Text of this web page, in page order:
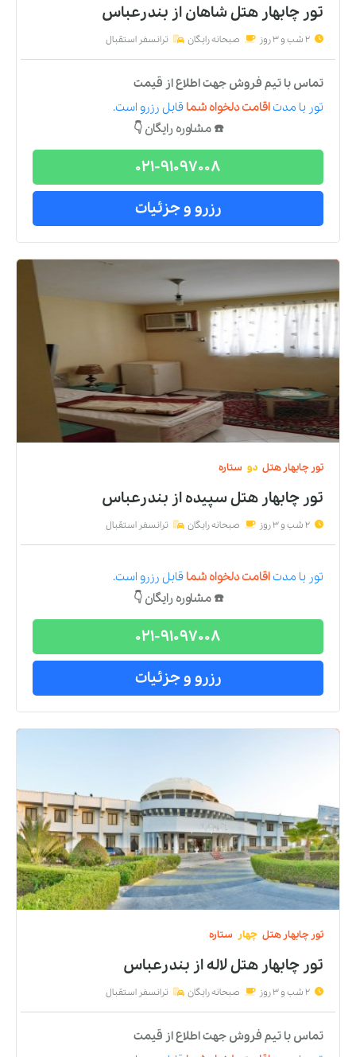
تور چابهار هتل شاهاناز بندرعباس
2 شب و 3 روز صبحانه رایگان ترانسفر استقبال
تماس با تیم فروش جهت اطلاع از قیمت
تور با مدتاقامت دلخواه شما قابل رزرو است.
☎️ مشاوره رایگان 👇
021-91097008
رزرو و جزئیات
تور چابهار هتل دو ستاره
تور چابهار هتل سپیدهاز بندرعباس
2 شب و 3 روز صبحانه رایگان ترانسفر استقبال
تور با مدتاقامت دلخواه شما قابل رزرو است.
☎️ مشاوره رایگان 👇
021-91097008
رزرو و جزئیات
تور چابهار هتل چهار ستاره
تور چابهار هتل لالهاز بندرعباس
2 شب و 3 روز صبحانه رایگان ترانسفر استقبال
تماس با تیم فروش جهت اطلاع از قیمت